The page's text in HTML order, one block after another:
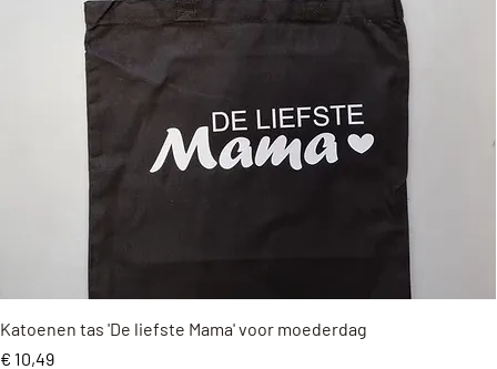
Snel overzicht
Katoenen tas 'De liefste Mama' voor moederdag
Prijs
€ 10,49